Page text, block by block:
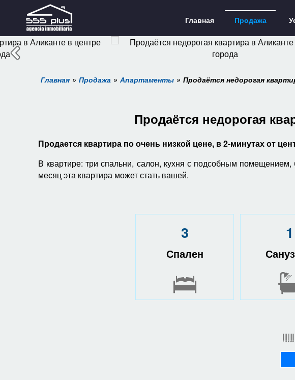
Главная Продажа
Главная Продажа Апартаменты Продаётся недорогая
Продаётся недорогая
Продается квартира по очень низкой цене, в 2-минутах от
В квартире: три спальни, салон, кухня с подсобным
месяц эта квартира может стать вашей.
3
Спален
1